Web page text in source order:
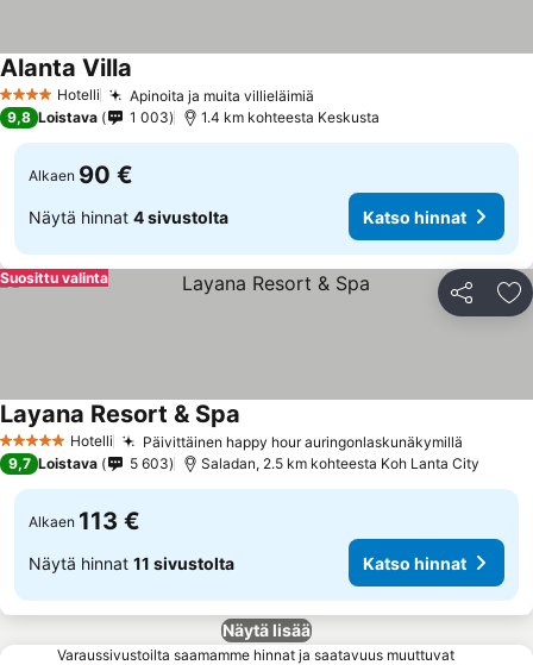
4 Tähtiluokitus
Hotelli Apinoita ja muita villieläimiä
Alanta Villa
9,8 Loistava 1 003 1.4 km kohteesta Keskusta
Alkaen 90 €
Näytä hinnat 4 sivustolta Katso hinnat
Jaa
Suosittu valinta
5 Tähtiluokitus
Hotelli Päivittäinen happy hour auringonlaskunäkymillä
Layana Resort & Spa
9,7 Loistava 5 603 Saladan, 2.5 km kohteesta Koh Lanta City
Alkaen 113 €
Näytä hinnat 11 sivustolta Katso hinnat
Näytä lisää
Varaussivustoilta saamamme hinnat ja saatavuus muuttuvat